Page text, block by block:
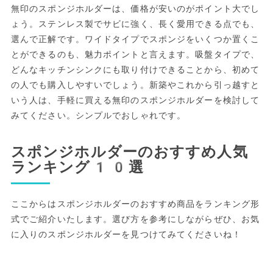
無印のスポンジホルダーは、価格が安いのがポイント大でし
ょう。ステンレス製でサビに強く、長く愛用できる点でも、
選んで正解です。ワイドタイプでスポンジをいくつか置くこ
とができるのも、魅力ポイントと言えます。吸盤タイプで、
どんなキッチンシンクにも取り付けできることから、初めて
の人でも購入しやすいでしょう。新築やこれから引っ越すと
いう人は、手軽に買える無印のスポンジホルダーを検討して
みてください。シンプルでおしゃれです。
スポンジホルダーのおすすめ人気
ランキング10選
ここからはスポンジホルダーのおすすめ商品をランキング形
式でご紹介いたします。選び方を参考にしながらぜひ、お気
に入りのスポンジホルダーを見つけてみてくださいね！